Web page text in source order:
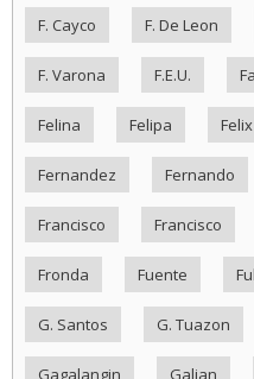
F. Cayco F. De Leon
F. Varona F.E.U.
Felina Felipa
Fernandez Fernando
Francisco Francisco
Fronda Fuente
G. Santos G. Tuazon
Gagalangin Galian